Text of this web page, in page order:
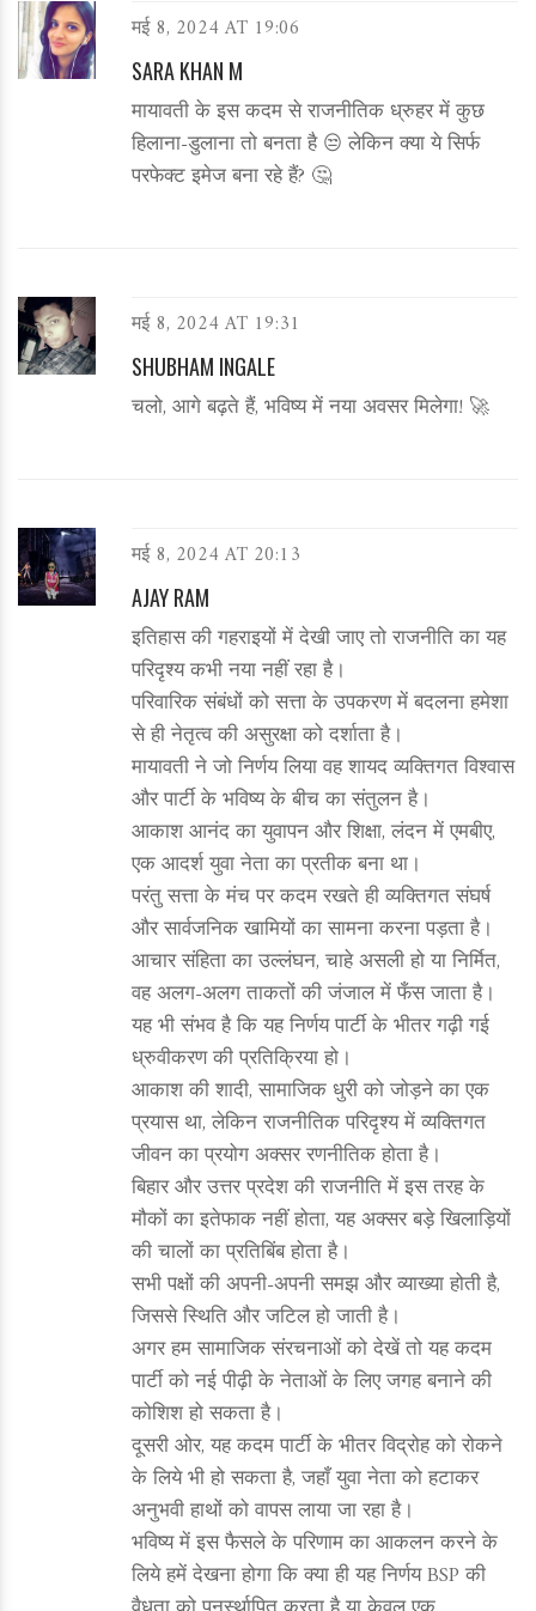
मई 8, 2024 AT 19:06
SARA KHAN M
मायावती के इस कदम से राजनीतिक ध्रुहर में कुछ
हिलाना-डुलाना तो बनता है 😒 लेकिन क्या ये सिर्फ
परफेक्ट इमेज बना रहे हैं? 🤔
मई 8, 2024 AT 19:31
SHUBHAM INGALE
चलो, आगे बढ़ते हैं, भविष्य में नया अवसर मिलेगा! 🚀
मई 8, 2024 AT 20:13
AJAY RAM
इतिहास की गहराइयों में देखी जाए तो राजनीति का यह
परिदृश्य कभी नया नहीं रहा है।
परिवारिक संबंधों को सत्ता के उपकरण में बदलना हमेशा
से ही नेतृत्व की असुरक्षा को दर्शाता है।
मायावती ने जो निर्णय लिया वह शायद व्यक्तिगत विश्वास
और पार्टी के भविष्य के बीच का संतुलन है।
आकाश आनंद का युवापन और शिक्षा, लंदन में एमबीए,
एक आदर्श युवा नेता का प्रतीक बना था।
परंतु सत्ता के मंच पर कदम रखते ही व्यक्तिगत संघर्ष
और सार्वजनिक खामियों का सामना करना पड़ता है।
आचार संहिता का उल्लंघन, चाहे असली हो या निर्मित,
वह अलग-अलग ताकतों की जंजाल में फँस जाता है।
यह भी संभव है कि यह निर्णय पार्टी के भीतर गढ़ी गई
ध्रुवीकरण की प्रतिक्रिया हो।
आकाश की शादी, सामाजिक धुरी को जोड़ने का एक
प्रयास था, लेकिन राजनीतिक परिदृश्य में व्यक्तिगत
जीवन का प्रयोग अक्सर रणनीतिक होता है।
बिहार और उत्तर प्रदेश की राजनीति में इस तरह के
मौकों का इतेफाक नहीं होता, यह अक्सर बड़े खिलाड़ियों
की चालों का प्रतिबिंब होता है।
सभी पक्षों की अपनी-अपनी समझ और व्याख्या होती है,
जिससे स्थिति और जटिल हो जाती है।
अगर हम सामाजिक संरचनाओं को देखें तो यह कदम
पार्टी को नई पीढ़ी के नेताओं के लिए जगह बनाने की
कोशिश हो सकता है।
दूसरी ओर, यह कदम पार्टी के भीतर विद्रोह को रोकने
के लिये भी हो सकता है, जहाँ युवा नेता को हटाकर
अनुभवी हाथों को वापस लाया जा रहा है।
भविष्य में इस फैसले के परिणाम का आकलन करने के
लिये हमें देखना होगा कि क्या ही यह निर्णय BSP की